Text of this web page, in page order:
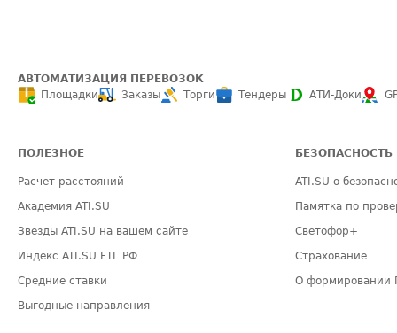
АВТОМАТИЗАЦИЯ ПЕРЕВОЗОК
Площадки
Заказы Торги Тендеры АТИ-Доки
ПОЛЕЗНОЕ
Расчет расстояний
Академия ATI.SU
Звезды ATI.SU на вашем сайте
Индекс ATI.SU FTL РФ
Средние ставки
Выгодные направления
БЕЗОПАСНОСТЬ
ATI.SU о
Памятка по
Светофор+
Страхование
О формировании